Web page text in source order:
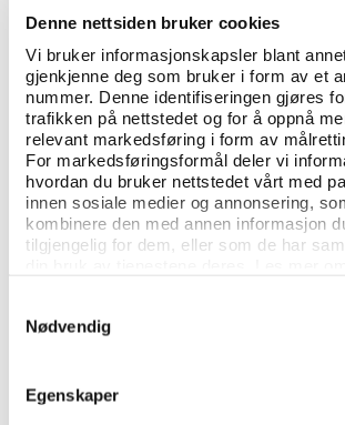
Denne nettsiden bruker cookies
Vi bruker informasjonskapsler blant
gjenkjenne deg som bruker i form av et
nummer. Denne identifiseringen gjøres
trafikken på nettstedet og for å oppnå
relevant markedsføring i form av
For markedsføringsformål deler vi
hvordan du bruker nettstedet vårt med
innen sosiale medier og annonsering,
kombinere den med annen informasjon
tilgjengelig for dem, eller som de har
Nødvendig
Egenskaper
bakgrunn